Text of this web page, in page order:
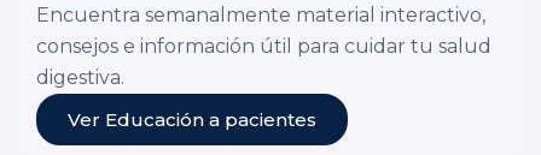
Encuentra semanalmente material interactivo,
consejos e información útil para cuidar tu salud
digestiva.
Ver Educación a pacientes